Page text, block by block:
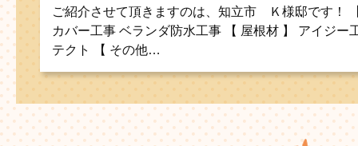
ご紹介させて頂きますのは、知立市 Ｋ様邸です！
カバー工事 ベランダ防水工事 【 屋根材 】 アイジ
テクト 【 その他…